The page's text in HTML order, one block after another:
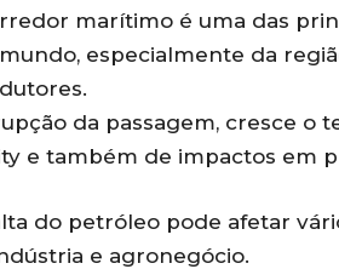
marítimo é uma das
especialmente da
da passagem, cresce o
e também de impactos em
do petróleo pode afetar
e agronegócio.